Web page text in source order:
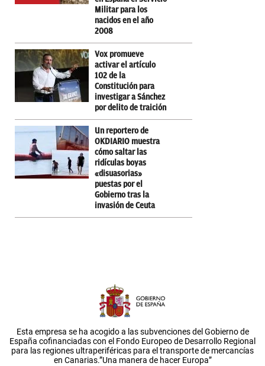
Militar para los
nacidos en el año
2008
Vox promueve
activar el artículo
102 de la
Constitución para
investigar a Sánchez
por delito de traición
Un reportero de
OKDIARIO muestra
cómo saltar las
ridículas boyas
«disuasorias»
puestas por el
Gobierno tras la
invasión de Ceuta
Esta empresa se ha acogido a las subvenciones del Gobierno de
España cofinanciadas con el Fondo Europeo de Desarrollo Regional
para las regiones ultraperiféricas para el transporte de mercancías
en Canarias.”Una manera de hacer Europa”